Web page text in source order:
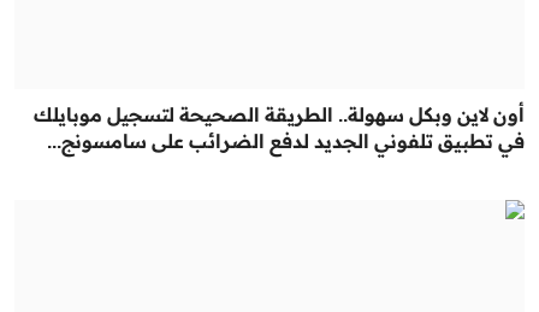
أون لاين وبكل سهولة.. الطريقة الصحيحة لتسجيل موبايلك
في تطبيق تلفوني الجديد لدفع الضرائب على سامسونج...